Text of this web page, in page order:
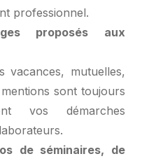
professionnel.
proposés aux
vacances, mutuelles,
sont toujours
vos démarches
de séminaires, de